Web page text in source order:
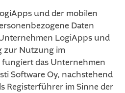
und der mobilen
Daten
LogiApps und
zur Nutzung im
das Unternehmen
Software Oy, nachstehend
Registerführer im Sinne der